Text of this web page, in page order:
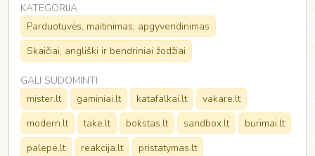
KATEGORIJA
Parduotuvės, maitinimas, apgyvendinimas
Skaičiai, angliški ir bendriniai žodžiai
GALI SUDOMINTI
mister.lt
gaminiai.lt katafalkai.lt
vakare.lt
modern.lt
take.lt bokstas.lt sandbox.lt
burimai.lt
palepe.lt
reakcija.lt pristatymas.lt